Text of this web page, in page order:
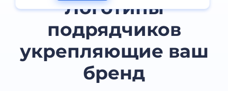
Логотипы
подрядчиков
укрепляющие ваш
бренд